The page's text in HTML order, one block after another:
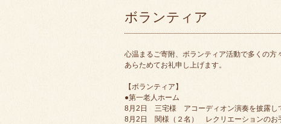
ボランティア
心温まるご寄附、ボランティア活動で多くの方
あらためてお礼申し上げます。
【ボランティア】
●第一老人ホーム
8月2日 三宅様 アコーディオン演奏を披露し
8月2日 関様（２名） レクリエーションのお